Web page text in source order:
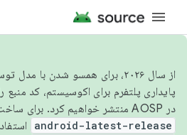
از سال ۲۰۲۶، برای همسو شدن با
پایداری پلتفرم برای اکوسیستم، کد
در AOSP منتشر خواهیم کرد. برای ساخت و مشارکت در AOSP،
android-latest-release